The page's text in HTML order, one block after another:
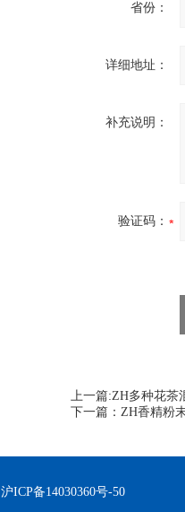
省份：
详细地址：
补充说明：
验证码：
上一篇:ZH多种花茶
下一篇： ZH香精粉
沪ICP备14030360号-50